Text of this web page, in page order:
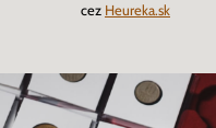
cez Heureka.sk